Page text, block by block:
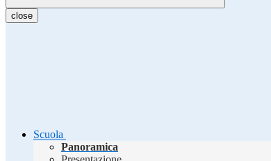
close
Scuola
Panoramica